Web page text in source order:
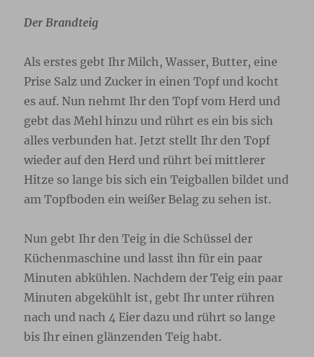
Der Brandteig
Als erstes gebt Ihr Milch, Wasser, Butter, eine
Prise Salz und Zucker in einen Topf und kocht
es auf. Nun nehmt Ihr den Topf vom Herd und
gebt das Mehl hinzu und rührt es ein bis sich
alles verbunden hat. Jetzt stellt Ihr den Topf
wieder auf den Herd und rührt bei mittlerer
Hitze so lange bis sich ein Teigballen bildet und
am Topfboden ein weißer Belag zu sehen ist.
Nun gebt Ihr den Teig in die Schüssel der
Küchenmaschine und lasst ihn für ein paar
Minuten abkühlen. Nachdem der Teig ein paar
Minuten abgekühlt ist, gebt Ihr unter rühren
nach und nach 4 Eier dazu und rührt so lange
bis Ihr einen glänzenden Teig habt.